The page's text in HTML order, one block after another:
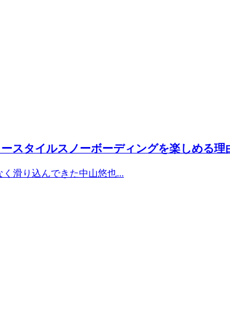
スタイルスノーボーディングを楽しめる理
滑り込んできた中山悠也...